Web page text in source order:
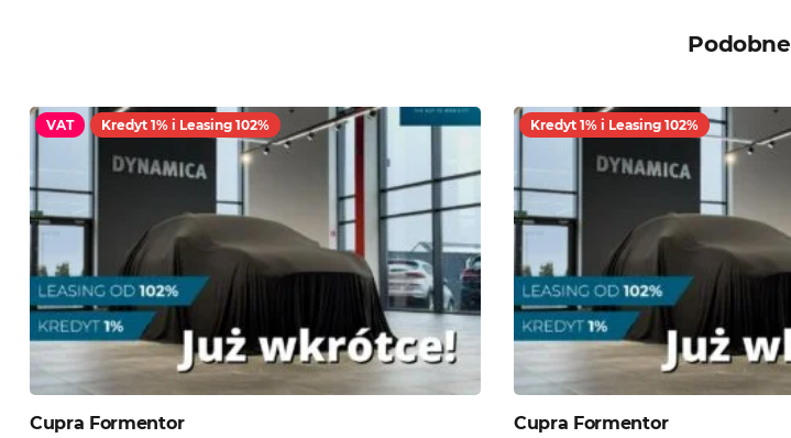
Podobne
VAT Kredyt 1% i Leasing 102%
Cupra Formentor
Kredyt 1% i Leasing 102%
Cupra Formentor